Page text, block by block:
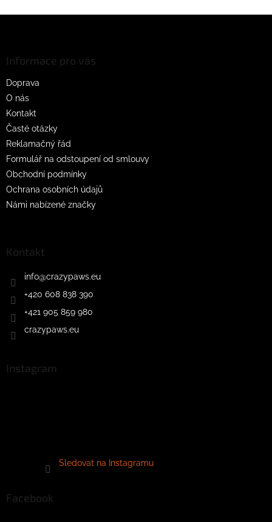
Informace pro vás
Doprava
O nás
Kontakt
Časté otázky
Reklamačný řád
Formulář na odstoupení od smlouvy
Obchodní podmínky
Ochrana osobních údajů
Námi nabízené značky
Kontakt
info@crazypaws.eu
+420 608 838 390
+421 905 859 980
crazypaws.eu
Instagram
Sledovat na Instagramu
Facebook